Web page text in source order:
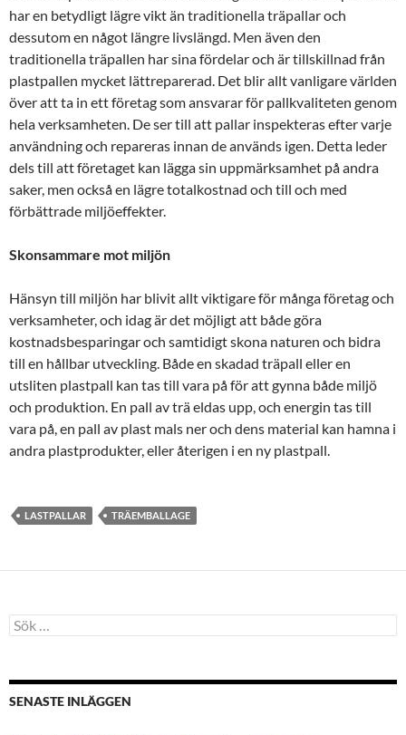
har en betydligt lägre vikt än traditionella träpallar och
dessutom en något längre livslängd. Men även den
traditionella träpallen har sina fördelar och är tillskillnad från
plastpallen mycket lättreparerad. Det blir allt vanligare världen
över att ta in ett företag som ansvarar för pallkvaliteten genom
hela verksamheten. De ser till att pallar inspekteras efter varje
användning och repareras innan de används igen. Detta leder
dels till att företaget kan lägga sin uppmärksamhet på andra
saker, men också en lägre totalkostnad och till och med
förbättrade miljöeffekter.
Skonsammare mot miljön
Hänsyn till miljön har blivit allt viktigare för många företag och
verksamheter, och idag är det möjligt att både göra
kostnadsbesparingar och samtidigt skona naturen och bidra
till en hållbar utveckling. Både en skadad träpall eller en
utsliten plastpall kan tas till vara på för att gynna både miljö
och produktion. En pall av trä eldas upp, och energin tas till
vara på, en pall av plast mals ner och dens material kan hamna i
andra plastprodukter, eller återigen i en ny plastpall.
LASTPALLAR TRÄEMBALLAGE
Sök
efter:
SENASTE INLÄGGEN